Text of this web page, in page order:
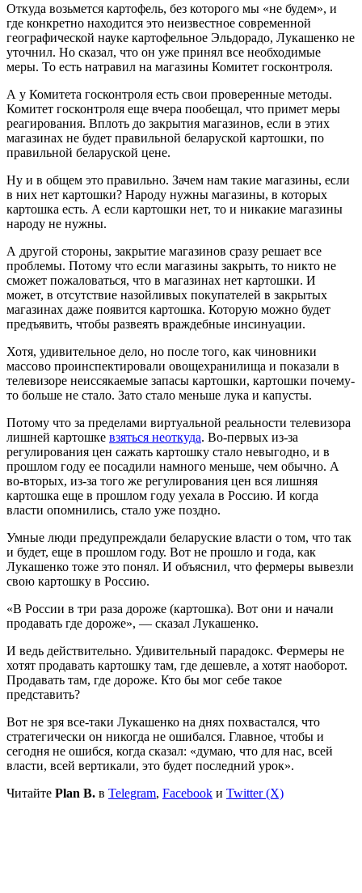
Откуда возьмется картофель, без которого мы «не будем», и
где конкретно находится это неизвестное современной
географической науке картофельное Эльдорадо, Лукашенко не
уточнил. Но сказал, что он уже принял все необходимые
меры. То есть натравил на магазины Комитет госконтроля.
А у Комитета госконтроля есть свои проверенные методы.
Комитет госконтроля еще вчера пообещал, что примет меры
реагирования. Вплоть до закрытия магазинов, если в этих
магазинах не будет правильной беларуской картошки, по
правильной беларуской цене.
Ну и в общем это правильно. Зачем нам такие магазины, если
в них нет картошки? Народу нужны магазины, в которых
картошка есть. А если картошки нет, то и никакие магазины
народу не нужны.
А другой стороны, закрытие магазинов сразу решает все
проблемы. Потому что если магазины закрыть, то никто не
сможет пожаловаться, что в магазинах нет картошки. И
может, в отсутствие назойливых покупателей в закрытых
магазинах даже появится картошка. Которую можно будет
предъявить, чтобы развеять враждебные инсинуации.
Хотя, удивительное дело, но после того, как чиновники
массово проинспектировали овощехранилища и показали в
телевизоре неиссякаемые запасы картошки, картошки почему-
то больше не стало. Зато стало меньше лука и капусты.
Потому что за пределами виртуальной реальности телевизора
лишней картошке взяться неоткуда. Во-первых из-за
регулирования цен сажать картошку стало невыгодно, и в
прошлом году ее посадили намного меньше, чем обычно. А
во-вторых, из-за того же регулирования цен вся лишняя
картошка еще в прошлом году уехала в Россию. И когда
власти опомнились, стало уже поздно.
Умные люди предупреждали беларуские власти о том, что так
и будет, еще в прошлом году. Вот не прошло и года, как
Лукашенко тоже это понял. И объяснил, что фермеры вывезли
свою картошку в Россию.
«В России в три раза дороже (картошка). Вот они и начали
продавать где дороже», — сказал Лукашенко.
И ведь действительно. Удивительный парадокс. Фермеры не
хотят продавать картошку там, где дешевле, а хотят наоборот.
Продавать там, где дороже. Кто бы мог себе такое
представить?
Вот не зря все-таки Лукашенко на днях похвастался, что
стратегически он никогда не ошибался. Главное, чтобы и
сегодня не ошибся, когда сказал: «думаю, что для нас, всей
власти, всей вертикали, это будет последний урок».
Читайте Plan B. в Telegram, Facebook и Twitter (X)